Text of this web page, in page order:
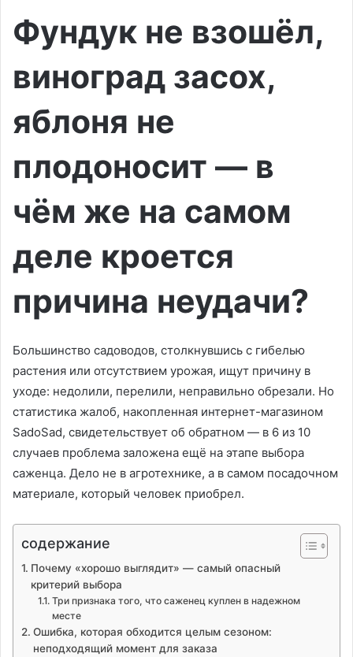
Фундук не взошёл,
виноград засох,
яблоня не
плодоносит — в
чём же на самом
деле кроется
причина неудачи?
Большинство садоводов, столкнувшись с гибелью
растения или отсутствием урожая, ищут причину в
уходе: недолили, перелили, неправильно обрезали. Но
статистика жалоб, накопленная интернет-магазином
SadoSad, свидетельствует об обратном — в 6 из 10
случаев проблема заложена ещё на этапе выбора
саженца. Дело не в агротехнике, а в самом посадочном
материале, который человек приобрел.
содержание
Почему «хорошо выглядит» — самый опасный
критерий выбора
Три признака того, что саженец куплен в надежном
месте
Ошибка, которая обходится целым сезоном:
неподходящий момент для заказа